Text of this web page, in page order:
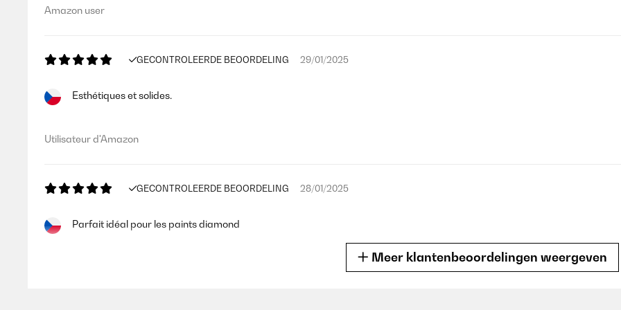
Amazon user
GECONTROLEERDE BEOORDELING 29/01/2025
Esthétiques et solides.
Utilisateur d'Amazon
GECONTROLEERDE BEOORDELING 28/01/2025
Parfait idéal pour les paints diamond
Meer klantenbeoordelingen weergeven